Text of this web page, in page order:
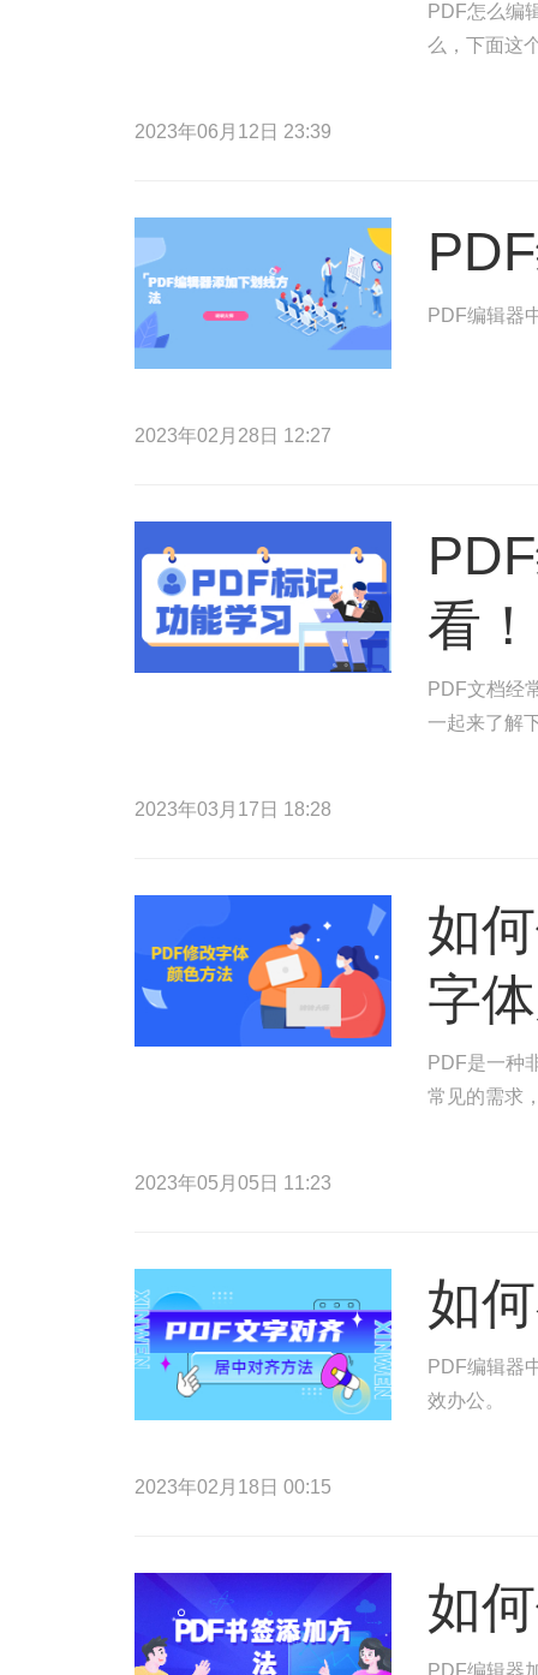
PDF怎么编
么，下面这
2023年06月12日 23:39
PDF编辑器
2023年02月28日 12:27
看！
PDF文档经
一起来了解
2023年03月17日 18:28
如
字
PDF是一种
常见的需求
2023年05月05日 11:23
如
PDF编辑器
效办公。
2023年02月18日 00:15
如
PDF编辑器